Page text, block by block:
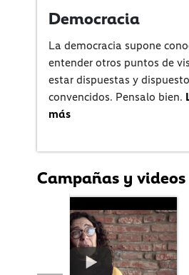
Democracia
La democracia supone
entender otros puntos de
estar dispuestas y
convencidos. Pensalo bien.
más
Campañas y videos